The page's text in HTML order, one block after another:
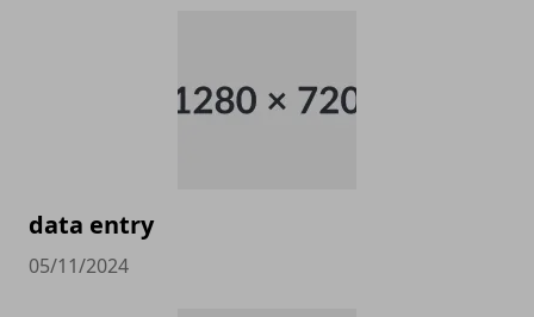
data entry
05/11/2024